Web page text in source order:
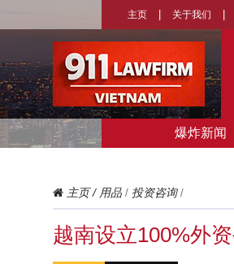
主页 关于我们
爆炸新闻
主页/ 用品 / 投资咨询/
越南设立100%外